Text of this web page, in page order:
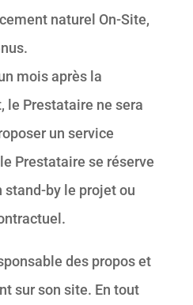
naturel On-Site,
mois après la
le Prestataire ne sera
un service
Prestataire se réserve
stand-by le projet ou
des propos et
sur son site. En tout